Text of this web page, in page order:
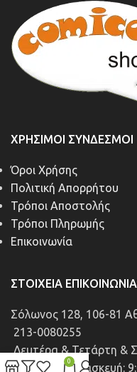
ΧΡΉΣΙΜΟΙ ΣΎΝΔΕΣΜΟΙ
Όροι Χρήσης
Πολιτική Απορρήτου
Τρόποι Αποστολής
Τρόποι Πληρωμής
Επικοινωνία
ΣΤΟΙΧΕΊΑ
Σόλωνος 128, 106-81
213-0080255
Δευτέρα & Τετάρτη &
Πέμπτη & Παρασκευή:
0